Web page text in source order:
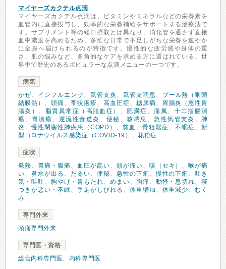
マイヤーズカクテル点滴
マイヤーズカクテル点滴は、ビタミンやミネラルなどの栄養素を
血管内に直接投与し、効率的な栄養補給をサポートする治療法で
す。サプリメント等の経口摂取とは異なり、消化管を通さず直接
血中濃度を高めるため、多忙な日常で不足しがちな栄養を速やか
に全身へ届けられるのが特徴です。慢性的な疲労感や身体の重
さ、肌の悩みなど、多角的なケアを求める方に選ばれている、世
界中で歴史のあるポピュラーな点滴メニューの一つです。
病気
かぜ、 インフルエンザ、 気管支炎 、 気管支喘息 、
プール熱（咽頭
結膜熱） 、 頭痛 、 帯状疱疹、 高血圧症、 糖尿病、
胃腸炎（急性胃
腸炎） 、 脂質異常症（高脂血症） 、 肥満症 、痛風、 十二指腸潰
瘍、 胃潰瘍、 逆流性食道炎 、 便秘 、咳喘息 、急性気管支炎 、 肺
炎 、慢性閉塞性肺疾患（COPD） 、貧血 、骨粗鬆症、不眠症、新
型コロナウイルス感染症（COVID-19） 、花粉症
症状
発熱、 胃痛・腹痛 、 血圧が高い、 頭が痛い、 咳（セキ） 、喉が痛
い、 鼻水が出る 、 だるい、 便秘、 急性の下痢 、慢性の下痢 、吐き
気・嘔吐、 胸やけ・胃もたれ、 めまい、 胸痛 、 動悸・息切れ、寝
つきが悪い・不眠、 手足がしびれる 、 体重増加 、 体重減少、むく
み
専門外来
頭痛専門外来
専門医・資格
総合内科専門医、 内科専門医